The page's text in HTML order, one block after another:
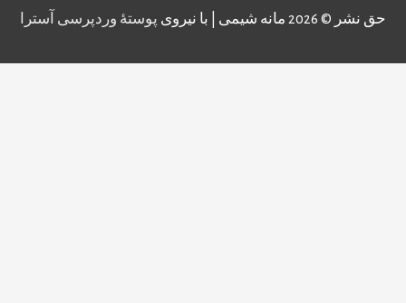
حق نشر © 2026 مانه شیمی | با نیروی پوستهٔ وردپرسی آسترا